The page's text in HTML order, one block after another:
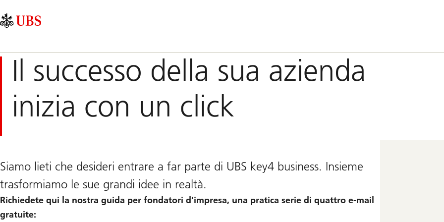
Area
principale
Il successo della sua azienda
inizia con un click
Siamo lieti che desideri entrare a far parte di UBS key4 business. Insieme
trasformiamo le sue grandi idee in realtà.
Richiedete qui la nostra guida per fondatori d’impresa, una pratica serie di quattro e-mail
gratuite: